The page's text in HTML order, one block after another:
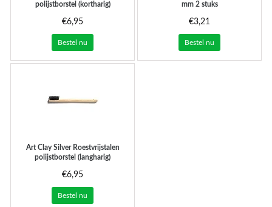
polijstborstel (kortharig)
€6,95
Bestel nu
mm 2 stuks
€3,21
Bestel nu
Art Clay SilverRoestvrijstalen
polijstborstel (langharig)
€6,95
Bestel nu